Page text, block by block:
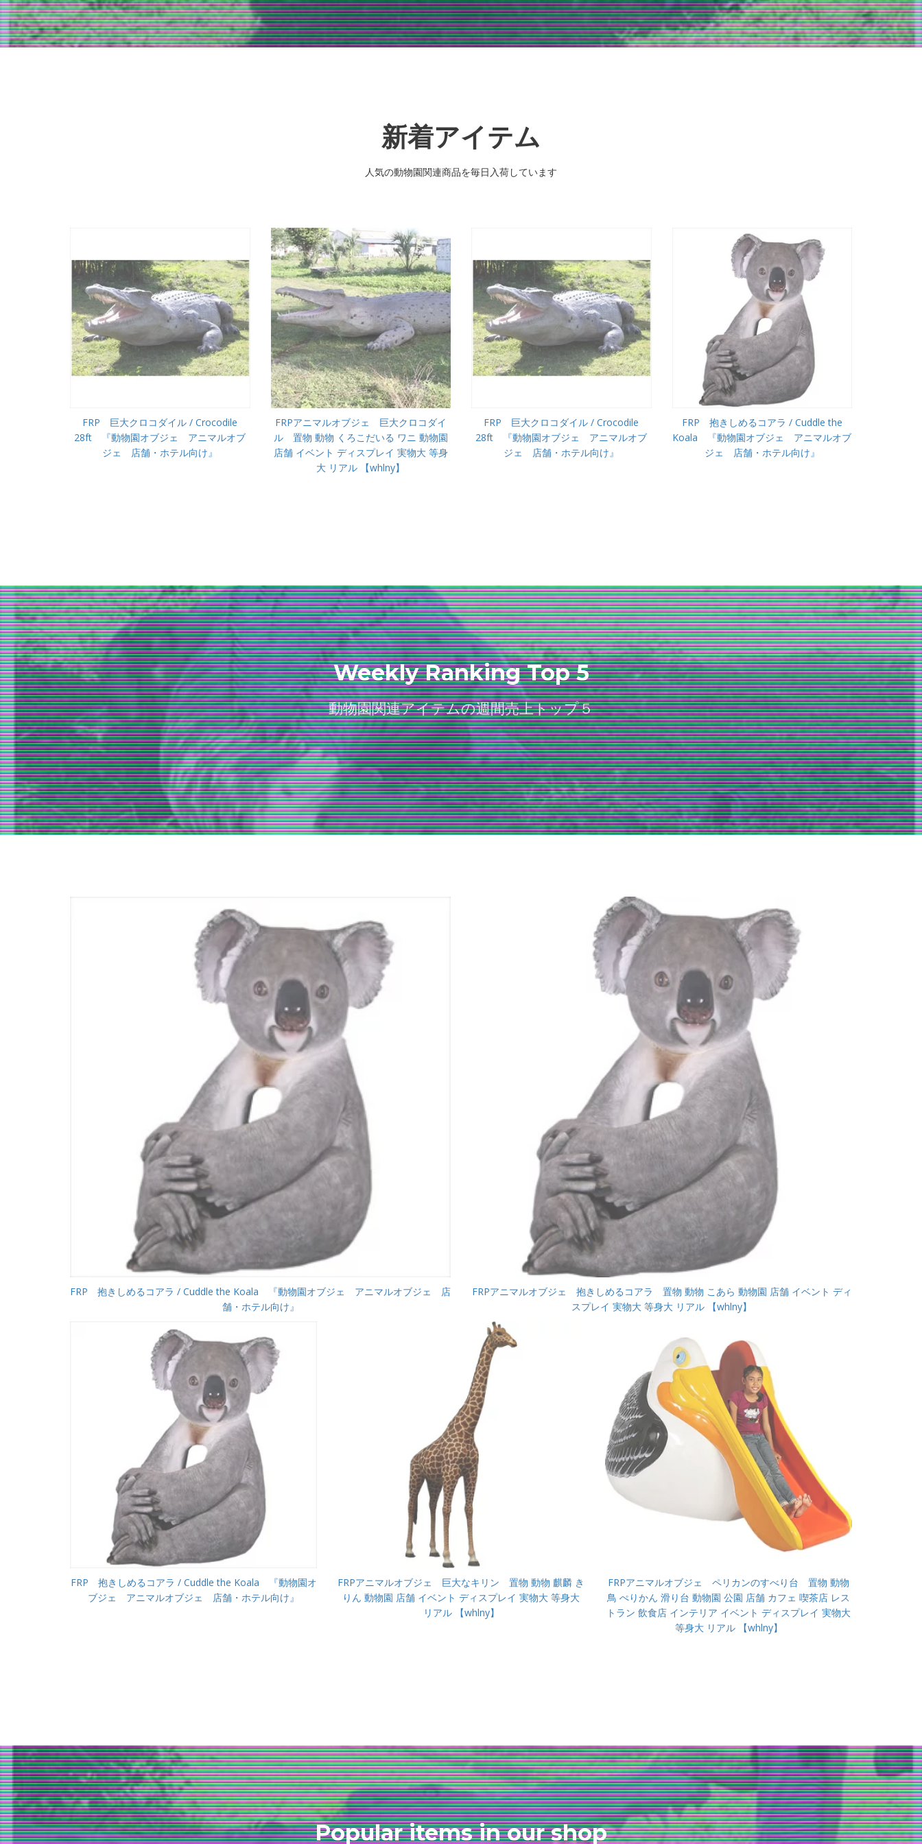
新着アイテム
人気の動物園関連商品を毎日入荷しています
FRP 巨大クロコダイル / Crocodile
28ft 『動物園オブジェ アニマルオブ
ジェ 店舗・ホテル向け』
FRPアニマルオブジェ 巨大クロコダイ
ル 置物 動物 くろこだいる ワニ 動物園
店舗 イベント ディスプレイ 実物大 等身
大 リアル 【whlny】
FRP 巨大クロコダイル / Crocodile
28ft 『動物園オブジェ アニマルオブ
ジェ 店舗・ホテル向け』
FRP 抱きしめるコアラ / Cuddle the
Koala 『動物園オブジェ アニマルオブ
ジェ 店舗・ホテル向け』
Weekly Ranking Top 5
動物園関連アイテムの週間売上トップ５
FRP 抱きしめるコアラ / Cuddle the Koala 『動物園オブジェ アニマルオブジェ 店
舗・ホテル向け』
FRPアニマルオブジェ 抱きしめるコアラ 置物 動物 こあら 動物園 店舗 イベント ディ
スプレイ 実物大 等身大 リアル 【whlny】
FRP 抱きしめるコアラ / Cuddle the Koala 『動物園オ
ブジェ アニマルオブジェ 店舗・ホテル向け』
FRPアニマルオブジェ 巨大なキリン 置物 動物 麒麟 き
りん 動物園 店舗 イベント ディスプレイ 実物大 等身大
リアル 【whlny】
FRPアニマルオブジェ ペリカンのすべり台 置物 動物
鳥 ぺりかん 滑り台 動物園 公園 店舗 カフェ 喫茶店 レス
トラン 飲食店 インテリア イベント ディスプレイ 実物大
等身大 リアル 【whlny】
Popular items in our shop